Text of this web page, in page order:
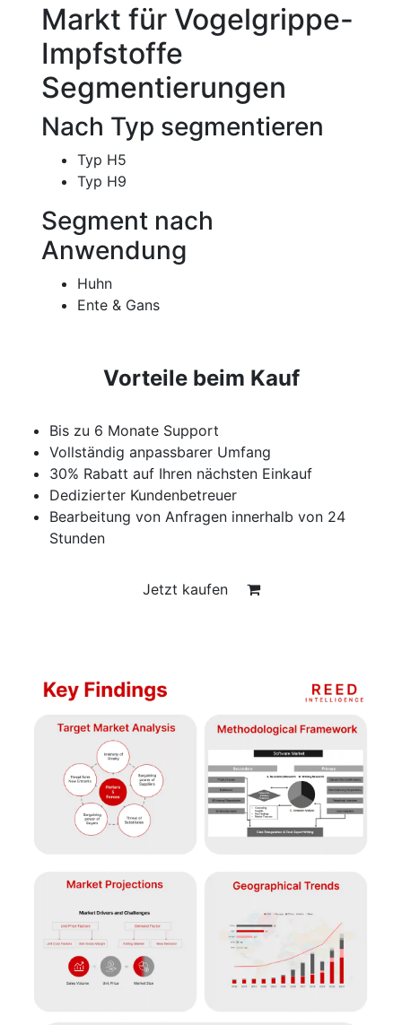
Markt für Vogelgrippe-
Impfstoffe
Segmentierungen
Nach Typ segmentieren
Typ H5
Typ H9
Segment nach
Anwendung
Huhn
Ente & Gans
Vorteile beim Kauf
Bis zu 6 Monate Support
Vollständig anpassbarer Umfang
30% Rabatt auf Ihren nächsten Einkauf
Dedizierter Kundenbetreuer
Bearbeitung von Anfragen innerhalb von 24
Stunden
Jetzt kaufen